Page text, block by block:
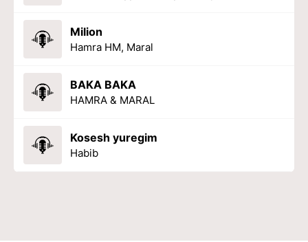
Milion
Hamra HM, Maral
BAKA BAKA
HAMRA & MARAL
Kosesh yuregim
Habib